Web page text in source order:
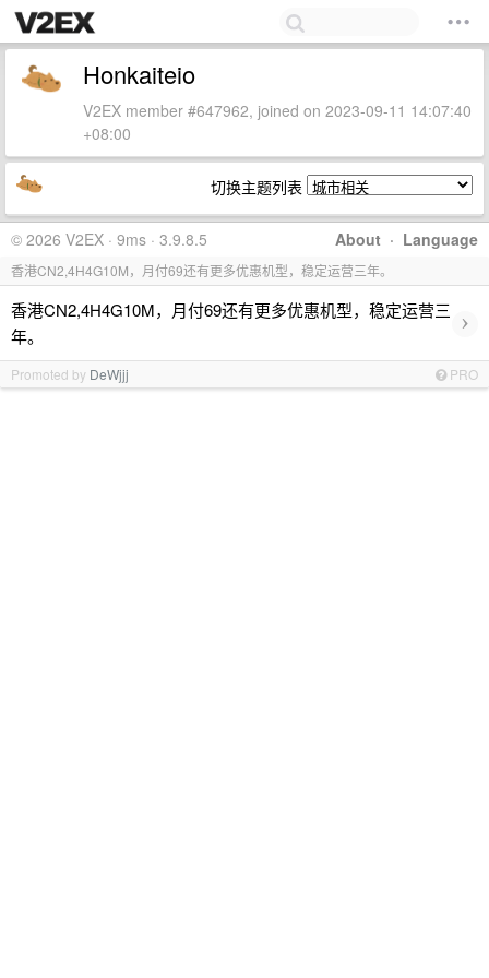
Honkaiteio
V2EX member #647962, joined on 2023-09-11 14:07:40
+08:00
切换主题列表
About · Language
© 2026 V2EX · 9ms · 3.9.8.5
香港CN2,4H4G10M，月付69还有更多优惠机型，稳定运营三年。
香港CN2,4H4G10M，月付69还有更多优惠机型，稳定运营三
年。
›
Promoted by DeWjjj PRO